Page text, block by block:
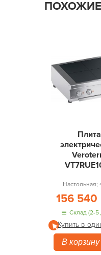
Плита
Настольная;
156 540
Склад (2-5
Купить в
В корзину